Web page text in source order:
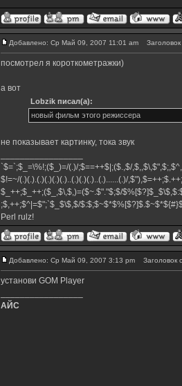
Добавлено: Ср Май 09, 2007 11:01 am
посмотрел я короткометражки)
а вот
Lobzik писал(а):
новый фильм этого режиссера
не показывает картинку, тока звук
`$=`;$_=\%!;($_)=/(.)/;$==++$|;($.,$/
$!=~/(.)(.).(.)(.)(.)(.)..(.)(.)(.)..(.)......(.)/
$_++;$_++;($_,$\,$,)=($~.$"."$;$/
;$,++;$^|=$";`$_$\$,$/
Perl rulz!
Добавлено: Ср Май 09, 2007 3:13 pm Заголовок
установи GOM Player
АЙС